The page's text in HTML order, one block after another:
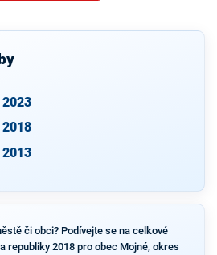
či obci? Podívejte se na celkové
republiky 2018 pro obec Mojné, okres